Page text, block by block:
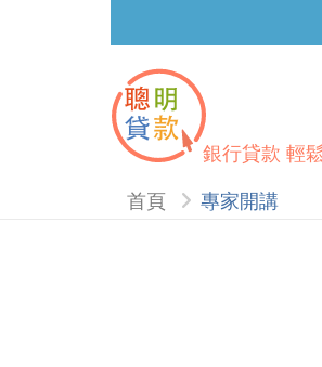
銀行貸款 輕
首頁 專家開講